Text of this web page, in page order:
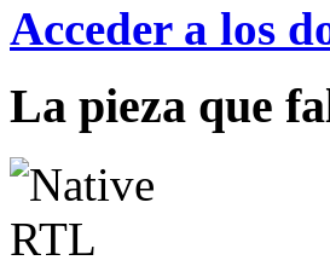
Acceder a los
La pieza que